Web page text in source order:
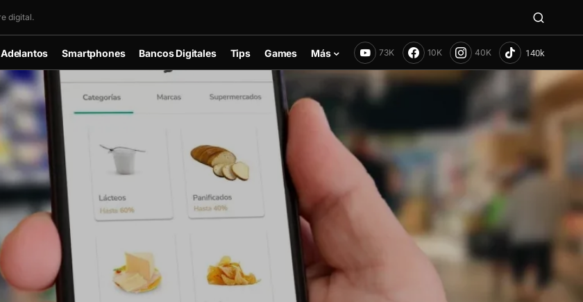
digital.
Adelantos Smartphones Bancos Digitales Tips Games Más 73K 10K 40K